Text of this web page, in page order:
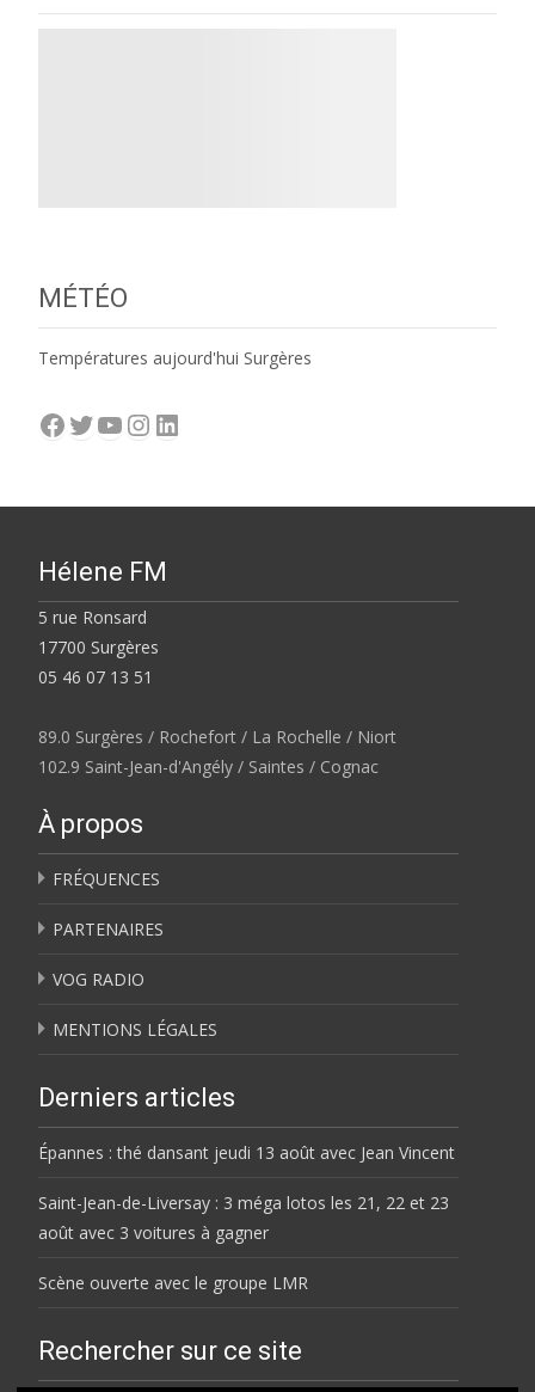
MÉTÉO
Températures aujourd'hui Surgères
Facebook
Twitter
YouTube
Instagram
LinkedIn
Hélene FM
5 rue Ronsard
17700 Surgères
05 46 07 13 51
89.0 Surgères / Rochefort / La Rochelle / Niort
102.9 Saint-Jean-d'Angély / Saintes / Cognac
À propos
FRÉQUENCES
PARTENAIRES
VOG RADIO
MENTIONS LÉGALES
Derniers articles
Épannes : thé dansant jeudi 13 août avec Jean Vincent
Saint-Jean-de-Liversay : 3 méga lotos les 21, 22 et 23
août avec 3 voitures à gagner
Scène ouverte avec le groupe LMR
Rechercher sur ce site